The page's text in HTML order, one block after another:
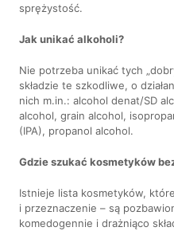
sprężystość.
Jak unikać alkoholi?
Nie potrzeba unikać tych
składzie te szkodliwe, o
nich m.in.: alcohol denat/SD
alcohol, grain alcohol,
(IPA), propanol alcohol.
Gdzie szukać kosmetyków
Istnieje lista kosmetyków,
i przeznaczenie – są
komedogennie i drażniąco